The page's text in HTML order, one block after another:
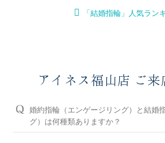
「結婚指輪」人気ラン
アイネス福山店 ご来
婚約指輪（エンゲージリング）と結婚
グ）は何種類ありますか？